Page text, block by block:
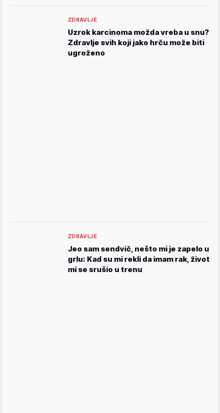
ZDRAVLJE
Uzrok karcinoma možda vreba u snu?
Zdravlje svih koji jako hrču može biti
ugroženo
ZDRAVLJE
Jeo sam sendvič, nešto mi je zapelo u
grlu: Kad su mi rekli da imam rak, život
mi se srušio u trenu